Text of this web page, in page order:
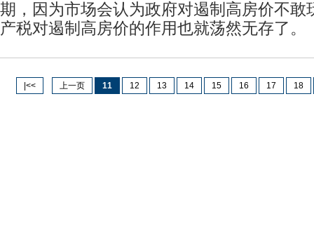
期，因为市场会认为政府对遏制高房价不敢
产税对遏制高房价的作用也就荡然无存了。
|<< 上一页 11 12 13 14 15 16 17 18